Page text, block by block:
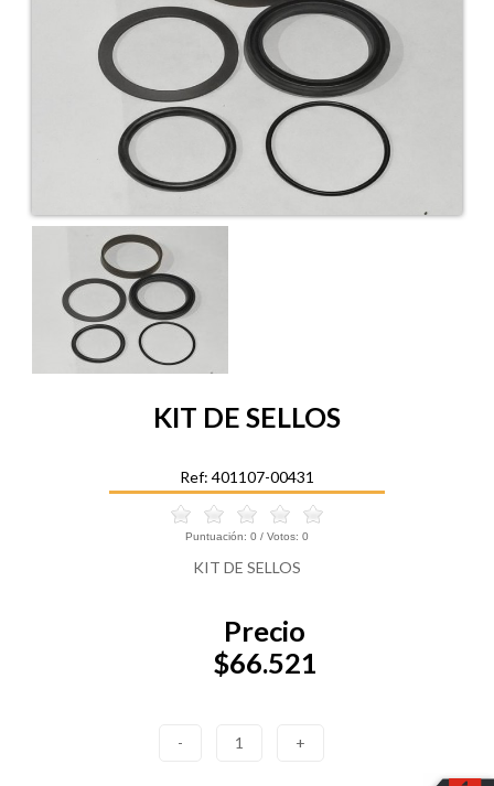
KIT DE SELLOS
Ref: 401107-00431
Puntuación: 0 / Votos: 0
KIT DE SELLOS
Precio
$66.521
- 1 +